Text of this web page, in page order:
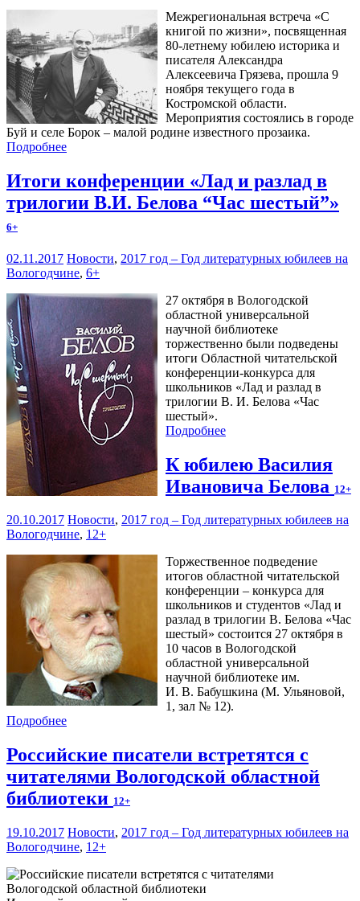
Межрегиональная встреча «С
книгой по жизни», посвященная
80-летнему юбилею историка и
писателя Александра
Алексеевича Грязева, прошла 9
ноября текущего года в
Костромской области.
Мероприятия состоялись в городе
Буй и селе Борок – малой родине известного прозаика.
Подробнее
Итоги конференции «Лад и разлад в
трилогии В.И. Белова “Час шестый”»
6+
02.11.2017 Новости, 2017 год – Год литературных юбилеев на
Вологодчине, 6+
27 октября в Вологодской
областной универсальной
научной библиотеке
торжественно были подведены
итоги Областной читательской
конференции-конкурса для
школьников «Лад и разлад в
трилогии В. И. Белова «Час
шестый».
Подробнее
К юбилею Василия
Ивановича Белова 12+
20.10.2017 Новости, 2017 год – Год литературных юбилеев на
Вологодчине, 12+
Торжественное подведение
итогов областной читательской
конференции – конкурса для
школьников и студентов «Лад и
разлад в трилогии В. Белова «Час
шестый» состоится 27 октября в
10 часов в Вологодской
областной универсальной
научной библиотеке им.
И. В. Бабушкина (М. Ульяновой,
1, зал № 12).
Подробнее
Российские писатели встретятся с
читателями Вологодской областной
библиотеки 12+
19.10.2017 Новости, 2017 год – Год литературных юбилеев на
Вологодчине, 12+